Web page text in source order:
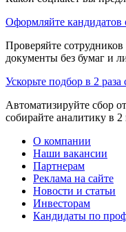
Оформляйте кандидатов
Проверяйте
документы без бумаг и
Ускорьте подбор в 2 раза
Автоматизируйте сбор
собирайте аналитику в 2
О компании
Наши вакансии
Партнерам
Реклама на сайте
Новости и статьи
Инвесторам
Кандидаты по